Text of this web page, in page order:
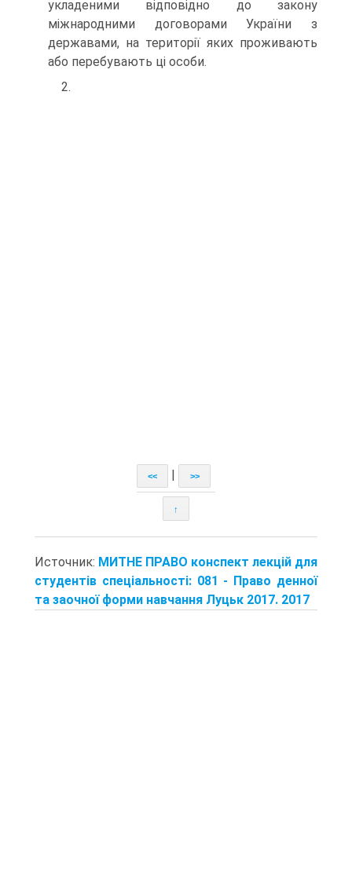
укладеними відповідно до закону
міжнародними договорами України з
державами, на території яких проживають
або перебувають ці особи.
2.
<< >>
↑
Источник: МИТНЕ ПРАВО конспект лекцій для
студентів спеціальності: 081 - Право денної
та заочної форми навчання Луцьк 2017. 2017